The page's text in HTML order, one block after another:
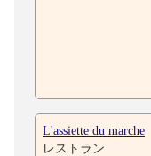
L'assiette du marche
レストラン